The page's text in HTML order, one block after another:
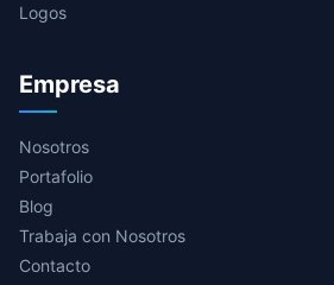
Logos
Empresa
Nosotros
Portafolio
Blog
Trabaja con Nosotros
Contacto